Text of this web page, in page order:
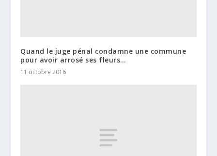
Quand le juge pénal condamne une commune
pour avoir arrosé ses fleurs…
11 octobre 2016